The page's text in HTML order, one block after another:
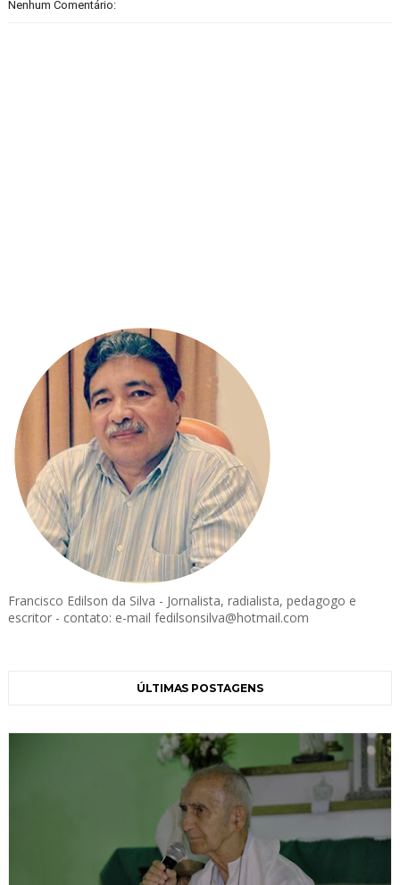
Nenhum Comentário:
Francisco Edilson da Silva - Jornalista, radialista, pedagogo e
escritor - contato: e-mail fedilsonsilva@hotmail.com
ÚLTIMAS POSTAGENS